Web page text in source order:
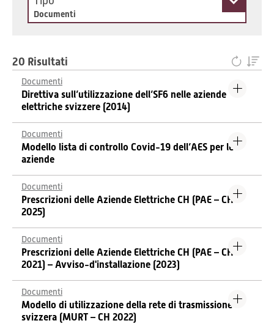
Documenti
20 Risultati
Documenti
Direttiva sull’utilizzazione dell’SF6 nelle aziende
elettriche svizzere (2014)
Documenti
Modello lista di controllo Covid-19 dell’AES per le
aziende
Documenti
Prescrizioni delle Aziende Elettriche CH (PAE – CH
2025)
Documenti
Prescrizioni delle Aziende Elettriche CH (PAE – CH
2021) – Avviso-d'installazione (2023)
Documenti
Modello di utilizzazione della rete di trasmissione
svizzera (MURT – CH 2022)